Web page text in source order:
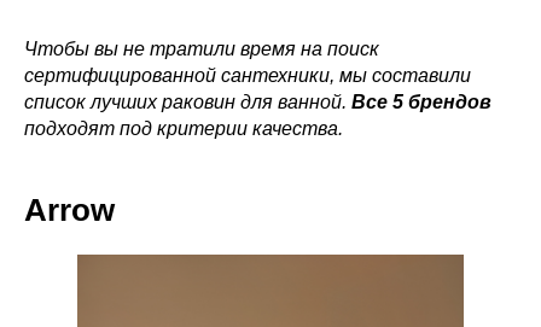
Чтобы вы не тратили время на поиск
сертифицированной сантехники, мы составили
список лучших раковин для ванной. Все 5 брендов
подходят под критерии качества.
Arrow